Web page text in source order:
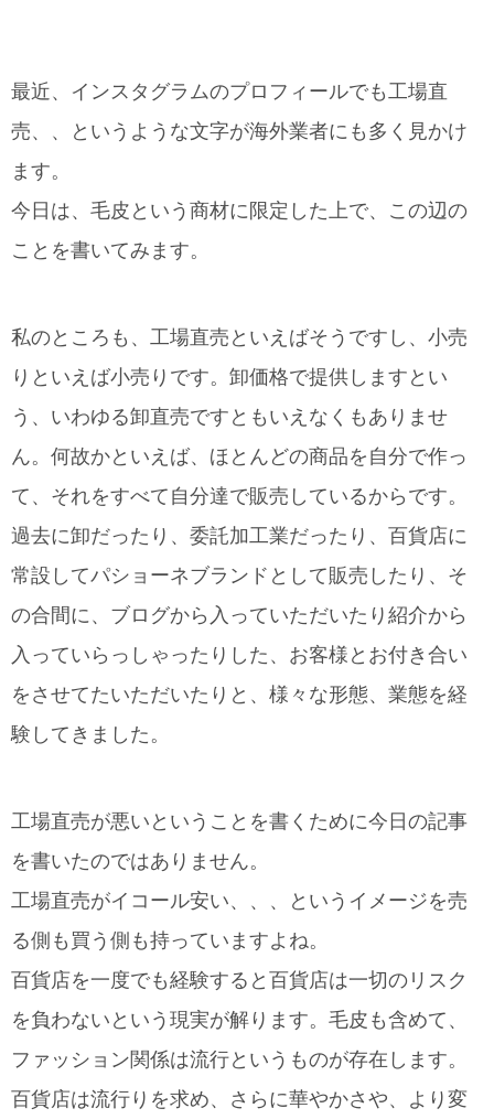
最近、インスタグラムのプロフィールでも工場直
売、、というような文字が海外業者にも多く見かけ
ます。
今日は、毛皮という商材に限定した上で、この辺の
ことを書いてみます。
私のところも、工場直売といえばそうですし、小売
りといえば小売りです。卸価格で提供しますとい
う、いわゆる卸直売ですともいえなくもありませ
ん。何故かといえば、ほとんどの商品を自分で作っ
て、それをすべて自分達で販売しているからです。
過去に卸だったり、委託加工業だったり、百貨店に
常設してパショーネブランドとして販売したり、そ
の合間に、ブログから入っていただいたり紹介から
入っていらっしゃったりした、お客様とお付き合い
をさせてたいただいたりと、様々な形態、業態を経
験してきました。
工場直売が悪いということを書くために今日の記事
を書いたのではありません。
工場直売がイコール安い、、、というイメージを売
る側も買う側も持っていますよね。
百貨店を一度でも経験すると百貨店は一切のリスク
を負わないという現実が解ります。毛皮も含めて、
ファッション関係は流行というものが存在します。
百貨店は流行りを求め、さらに華やかさや、より変